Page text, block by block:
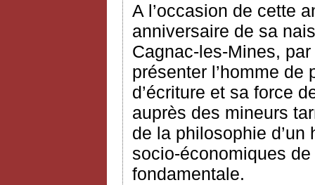
A l’occasion de cette
anniversaire de sa
Cagnac-les-Mines,
présenter l’homme
d’écriture et sa force
auprès des mineurs
de la philosophie
socio-économiques
fondamentale.